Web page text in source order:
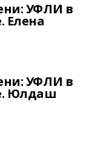
УФЛИ в
Елена
УФЛИ в
Юлдаш